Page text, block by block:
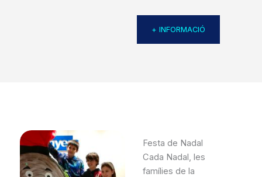
+ INFORMACIÓ
Festa de Nadal
Cada Nadal, les
famílies de la